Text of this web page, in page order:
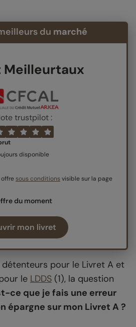
du marché
Meilleurtaux
trustpilot :
disponible
offresous conditionsvisible sur la page
du moment
mon livret
pour le Livret A et
le LDDS (1), la question
ce que je fais une erreur
épargne sur mon Livret A ?